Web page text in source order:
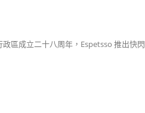
區成立二十八周年，Espetsso 推出快